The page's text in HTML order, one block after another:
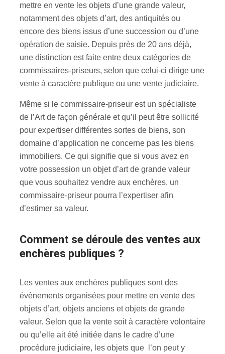
mettre en vente les objets d’une grande valeur,
notamment des objets d’art, des antiquités ou
encore des biens issus d’une succession ou d’une
opération de saisie. Depuis près de 20 ans déjà,
une distinction est faite entre deux catégories de
commissaires-priseurs, selon que celui-ci dirige une
vente à caractère publique ou une vente judiciaire.
Même si le commissaire-priseur est un spécialiste
de l’Art de façon générale et qu’il peut être sollicité
pour expertiser différentes sortes de biens, son
domaine d’application ne concerne pas les biens
immobiliers. Ce qui signifie que si vous avez en
votre possession un objet d’art de grande valeur
que vous souhaitez vendre aux enchères, un
commissaire-priseur pourra l’expertiser afin
d’estimer sa valeur.
Comment se déroule des ventes aux
enchères publiques ?
Les ventes aux enchères publiques sont des
évènements organisées pour mettre en vente des
objets d’art, objets anciens et objets de grande
valeur. Selon que la vente soit à caractère volontaire
ou qu’elle ait été initiée dans le cadre d’une
procédure judiciaire, les objets que l’on peut y